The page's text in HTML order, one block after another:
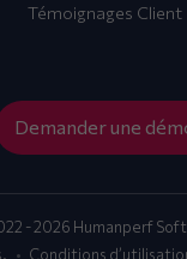
Témoignages Client
Demander une
- 2026 Humanperf
Conditions